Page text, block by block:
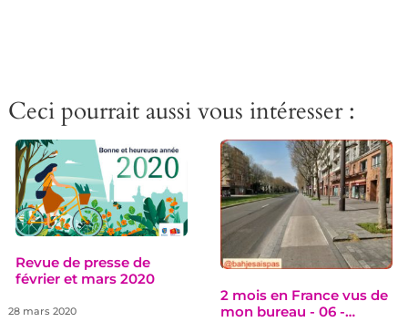
Ceci pourrait aussi vous intéresser :
Revue de presse de
février et mars 2020
28 mars 2020
2 mois en France vus de
mon bureau - 06 -…